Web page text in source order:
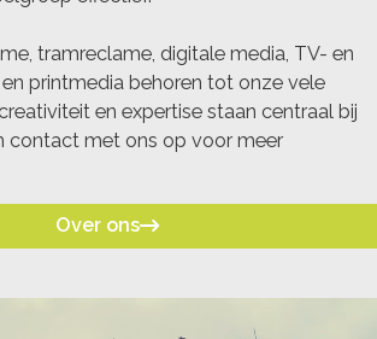
tramreclame, digitale media, TV- en
printmedia behoren tot onze vele
en expertise staan centraal bij
contact met ons op voor meer
Over ons